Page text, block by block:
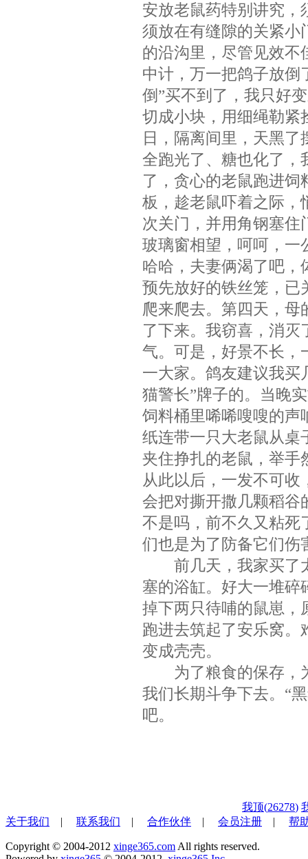
安放老鼠药特别讲究，
须放在有缝隙的关紧小
的沿沟里，尽管见效不
中计，万一把鸽子放倒
倒”买不到了，我只好
切成小块，用细绳勒紧
日，隔离间里，天黑
全跑光了、糖也化了，
了，贪心的老鼠跑进饲
板，趁老鼠吓着之际，
次关门，并用角钢塞住
玻璃窗相望，呵呵，一
哈哈，夫妻俩渴了吧，
预先放好的铁丝笼，已
爬来爬去。第四天，母
了下来。我窃喜，消灭
气。可是，好景不长，
一大家。鸽友建议我买
猫警长”牌子的。当晚
饲料桶里唏唏嗖嗖的声
纸连带一只大老鼠从桌
夹住挣扎的老鼠，举手
从此以后，一发不可收
会把对撕开撒几颗稻谷
不是吗，前不久又粘死
们也是为了防备它们伤
前几天，我家买了
塞的浴缸。好大一堆碎
掉下两只待哺的鼠崽，
跑进去筑起了安乐窝。
变成壳壳。
为了粮食的保存，
我们长期斗争下去。“
吧。
我顶(26278)
关于我们 | 联系我们 | 合作伙伴 | 会员注册 | 帮
Copyright © 2004-2012 xinge365.com All rights reserved.